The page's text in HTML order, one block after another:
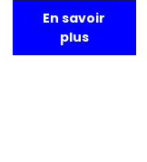
En savoir
plus